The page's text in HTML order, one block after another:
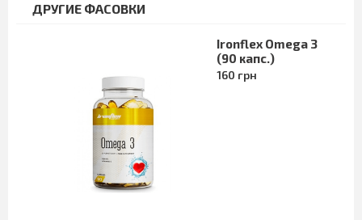
ДРУГИЕ ФАСОВКИ
Ironflex Omega 3
(90 капс.)
160 грн